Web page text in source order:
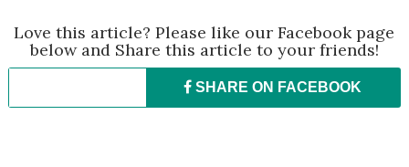
Love this article? Please like our Facebook page
below and Share this article to your friends!
SHARE ON FACEBOOK